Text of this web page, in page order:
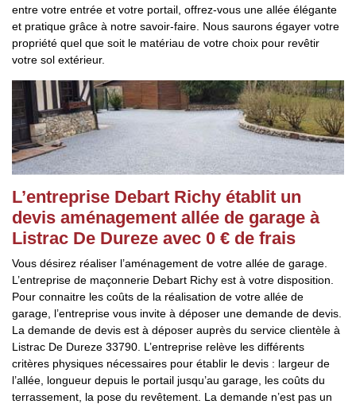
entre votre entrée et votre portail, offrez-vous une allée élégante
et pratique grâce à notre savoir-faire. Nous saurons égayer votre
propriété quel que soit le matériau de votre choix pour revêtir
votre sol extérieur.
L’entreprise Debart Richy établit un
devis aménagement allée de garage à
Listrac De Dureze avec 0 € de frais
Vous désirez réaliser l’aménagement de votre allée de garage.
L’entreprise de maçonnerie Debart Richy est à votre disposition.
Pour connaitre les coûts de la réalisation de votre allée de
garage, l’entreprise vous invite à déposer une demande de devis.
La demande de devis est à déposer auprès du service clientèle à
Listrac De Dureze 33790. L’entreprise relève les différents
critères physiques nécessaires pour établir le devis : largeur de
l’allée, longueur depuis le portail jusqu’au garage, les coûts du
terrassement, la pose du revêtement. La demande n’est pas un